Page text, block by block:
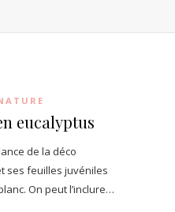
eucalyptus
de la déco
ses feuilles juvéniles
On peut l’inclure…